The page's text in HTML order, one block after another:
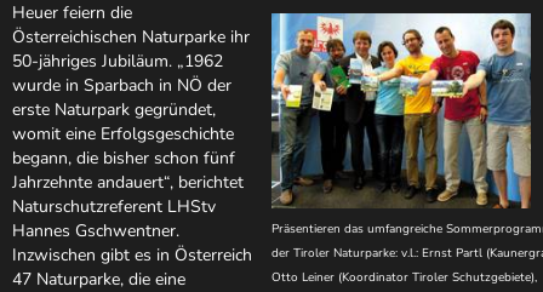
Präsentieren das umfangreiche
der Tiroler Naturparke: v.l.: Ernst Partl
Otto Leiner (Koordinator Tiroler Schutzgebiete),
Heuer feiern die
Österreichischen Naturparke ihr
50-jähriges Jubiläum. „1962
wurde in Sparbach in NÖ der
erste Naturpark gegründet,
womit eine Erfolgsgeschichte
begann, die bisher schon fünf
Jahrzehnte andauert“, berichtet
Naturschutzreferent LHStv
Hannes Gschwentner.
Inzwischen gibt es in Österreich
47 Naturparke, die eine